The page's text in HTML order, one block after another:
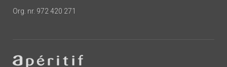
Org. nr. 972 420 271